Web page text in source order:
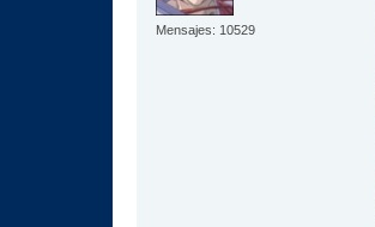
Mensajes: 10529